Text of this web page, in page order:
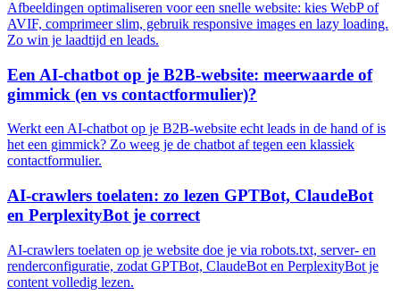
Afbeeldingen optimaliseren voor een snelle website: kies WebP of
AVIF, comprimeer slim, gebruik responsive images en lazy loading.
Zo win je laadtijd en leads.
Een AI-chatbot op je B2B-website: meerwaarde of
gimmick (en vs contactformulier)?
Werkt een AI-chatbot op je B2B-website echt leads in de hand of is
het een gimmick? Zo weeg je de chatbot af tegen een klassiek
contactformulier.
AI-crawlers toelaten: zo lezen GPTBot, ClaudeBot
en PerplexityBot je correct
AI-crawlers toelaten op je website doe je via robots.txt, server- en
renderconfiguratie, zodat GPTBot, ClaudeBot en PerplexityBot je
content volledig lezen.